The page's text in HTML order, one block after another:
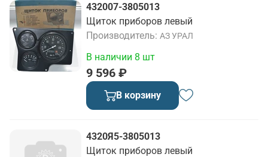
432007-3805013
Щиток приборов левый
Производитель АЗ УРАЛ
9 596 ₽
В наличии 8 шт
В корзину
4320Я5-3805013
Щиток приборов левый